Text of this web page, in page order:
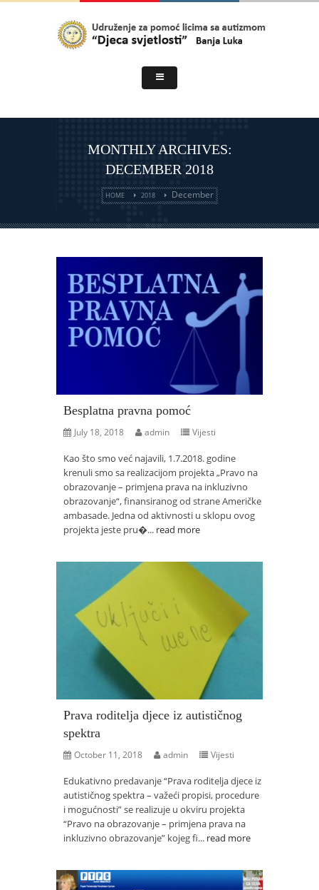
MONTHLY ARCHIVES:
DECEMBER 2018
HOME 2018 December
Besplatna pravna pomoć
July 18, 2018 admin Vijesti
Kao što smo već najavili, 1.7.2018. godine
krenuli smo sa realizacijom projekta „Pravo na
obrazovanje – primjena prava na inkluzivno
obrazovanje“, finansiranog od strane Američke
ambasade. Jedna od aktivnosti u sklopu ovog
projekta jeste pru�... read more
Prava roditelja djece iz autističnog
spektra
October 11, 2018 admin Vijesti
Edukativno predavanje “Prava roditelja djece iz
autističnog spektra – važeći propisi, procedure
i mogućnosti” se realizuje u okviru projekta
“Pravo na obrazovanje – primjena prava na
inkluzivno obrazovanje” kojeg fi... read more